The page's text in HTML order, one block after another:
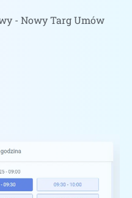
- Nowy Targ Umów